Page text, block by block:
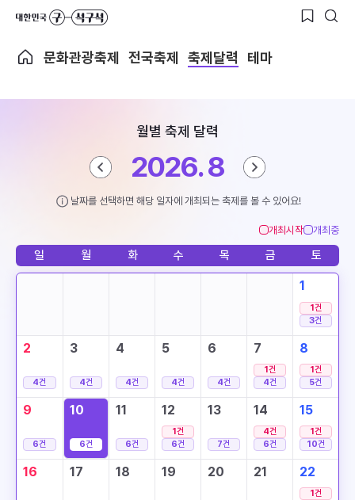
문화관광축제 전국축제 축제달력 테마
월별 축제 달력
2026. 8
날짜를 선택하면 해당 일자에 개최되는 축제를 볼 수 있어요!
개최시작 개최중
일 월 화 수 목 금 토
1
1건
3건
2
4건
3
4건
4
4건
5
4건
6
4건
7
1건
4건
8
1건
5건
9
6건
10
6건
11
6건
12
1건
6건
13
7건
14
4건
6건
15
1건
10건
16 17 18 19 20 21 22
1건